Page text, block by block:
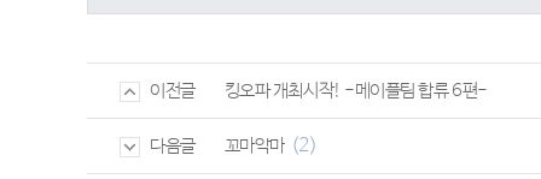
이전글 킹오파 개최시작! -메이플팀 합류 6편-
다음글 꼬마악마 (2)